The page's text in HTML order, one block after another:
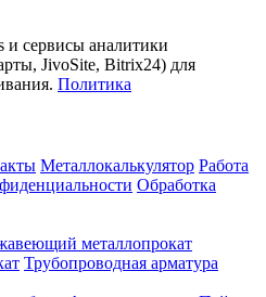
и сервисы аналитики
JivoSite, Bitrix24) для
Политика
Металлокалькулятор Работа
Обработка
металлопрокат
Трубопроводная арматура